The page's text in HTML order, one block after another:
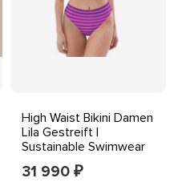
High Waist Bikini Damen
Lila Gestreift |
Sustainable Swimwear
Set | Push Up
31 990 ₽